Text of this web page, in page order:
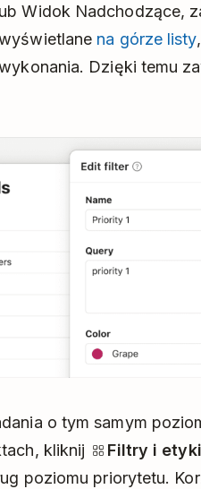
Widok Nadchodzące,
na górze listy
Dzięki temu
o tym samym
kliknij
Filtry i
poziomu priorytetu.